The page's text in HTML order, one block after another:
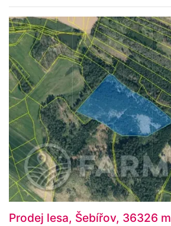
Prodej lesa, Šebířov, 36326 m